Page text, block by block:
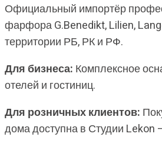
Официальный импортёр
фарфора G.Benedikt, Lilien,
территории РБ, РК и РФ.
Для бизнеса: Комплексное
отелей и гостиниц.
Для розничных клиентов:
дома доступна в Студии Lekon